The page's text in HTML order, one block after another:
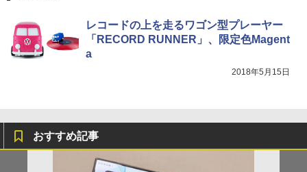
レコードの上を走るワゴン型プレーヤー
「RECORD RUNNER」、限定色Magent
a
2018年5月15日
おすすめ記事